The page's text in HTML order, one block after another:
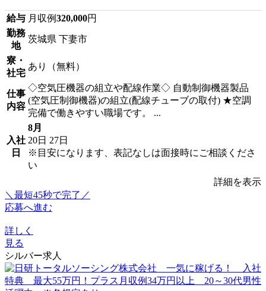
給与 月収例320,000円
勤務
地
茨城県 下妻市
寮・
社宅
あり（無料）
仕事
内容
◇空気圧機器の組立や配線作業◇ 自動制御機器製品
(空気圧制御機器)の組立(配線チューブの取付) ★空調
完備で働きやすい職場です。 ...
入社
日
8月
20日 27日
※目安になります、表記なしは面接時にご相談くださ
い
詳細を表示
＼最短45秒で完了／
応募へ進む
詳しく
見る
シルバー求人